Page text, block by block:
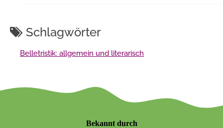
Schlagwörter
Belletristik: allgemein und literarisch
Bekannt durch